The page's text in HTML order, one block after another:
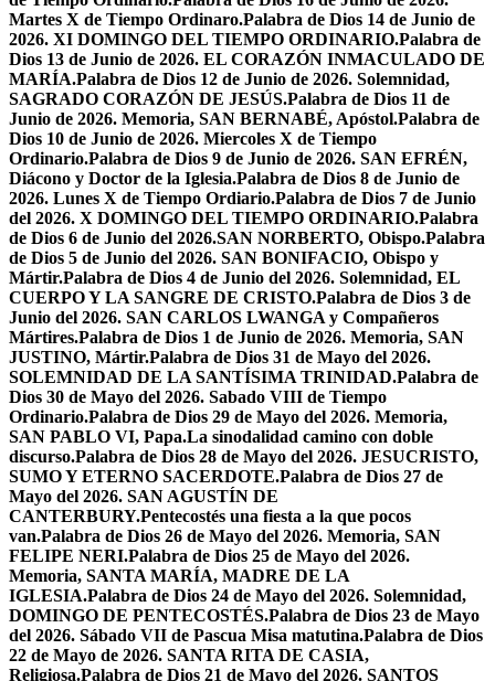
Martes X de Tiempo Ordinaro.Palabra de Dios 14 de Junio de
2026. XI DOMINGO DEL TIEMPO ORDINARIO.Palabra de
Dios 13 de Junio de 2026. EL CORAZÓN INMACULADO DE
MARÍA.Palabra de Dios 12 de Junio de 2026. Solemnidad,
SAGRADO CORAZÓN DE JESÚS.Palabra de Dios 11 de
Junio de 2026. Memoria, SAN BERNABÉ, Apóstol.Palabra de
Dios 10 de Junio de 2026. Miercoles X de Tiempo
Ordinario.Palabra de Dios 9 de Junio de 2026. SAN EFRÉN,
Diácono y Doctor de la Iglesia.Palabra de Dios 8 de Junio de
2026. Lunes X de Tiempo Ordiario.Palabra de Dios 7 de Junio
del 2026. X DOMINGO DEL TIEMPO ORDINARIO.Palabra
de Dios 6 de Junio del 2026.SAN NORBERTO, Obispo.Palabra
de Dios 5 de Junio del 2026. SAN BONIFACIO, Obispo y
Mártir.Palabra de Dios 4 de Junio del 2026. Solemnidad, EL
CUERPO Y LA SANGRE DE CRISTO.Palabra de Dios 3 de
Junio del 2026. SAN CARLOS LWANGA y Compañeros
Mártires.Palabra de Dios 1 de Junio de 2026. Memoria, SAN
JUSTINO, Mártir.Palabra de Dios 31 de Mayo del 2026.
SOLEMNIDAD DE LA SANTÍSIMA TRINIDAD.Palabra de
Dios 30 de Mayo del 2026. Sabado VIII de Tiempo
Ordinario.Palabra de Dios 29 de Mayo del 2026. Memoria,
SAN PABLO VI, Papa.La sinodalidad camino con doble
discurso.Palabra de Dios 28 de Mayo del 2026. JESUCRISTO,
SUMO Y ETERNO SACERDOTE.Palabra de Dios 27 de
Mayo del 2026. SAN AGUSTÍN DE
CANTERBURY.Pentecostés una fiesta a la que pocos
van.Palabra de Dios 26 de Mayo del 2026. Memoria, SAN
FELIPE NERI.Palabra de Dios 25 de Mayo del 2026.
Memoria, SANTA MARÍA, MADRE DE LA
IGLESIA.Palabra de Dios 24 de Mayo del 2026. Solemnidad,
DOMINGO DE PENTECOSTÉS.Palabra de Dios 23 de Mayo
del 2026. Sábado VII de Pascua Misa matutina.Palabra de Dios
22 de Mayo de 2026. SANTA RITA DE CASIA,
Religiosa.Palabra de Dios 21 de Mayo del 2026. SANTOS